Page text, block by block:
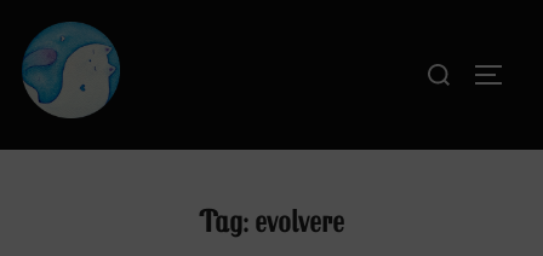
contenuto
Cerca
Tag: evolvere